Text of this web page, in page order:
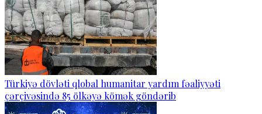
Türkiyə dövləti qlobal humanitar yardım fəaliyyəti
çərçivəsində 85 ölkəyə kömək göndərib